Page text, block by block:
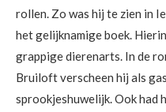
rollen. Zo was hij te zien in
het gelijknamige boek.
grappige dierenarts. In de
Bruiloft verscheen hij als
sprookjeshuwelijk. Ook had